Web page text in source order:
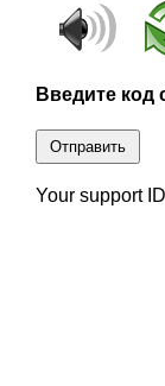
Введите код
Отправить
Your support